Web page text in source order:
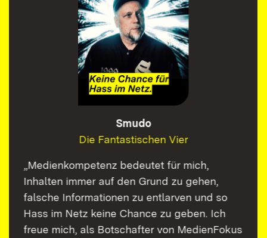
Smudo
Die Fantastischen Vier
„Medienkompetenz bedeutet für mich,
Inhalten immer auf den Grund zu gehen,
falsche Informationen zu entlarven und so
Hass im Netz keine Chance zu geben. Ich
freue mich, als Botschafter von MedienFokus